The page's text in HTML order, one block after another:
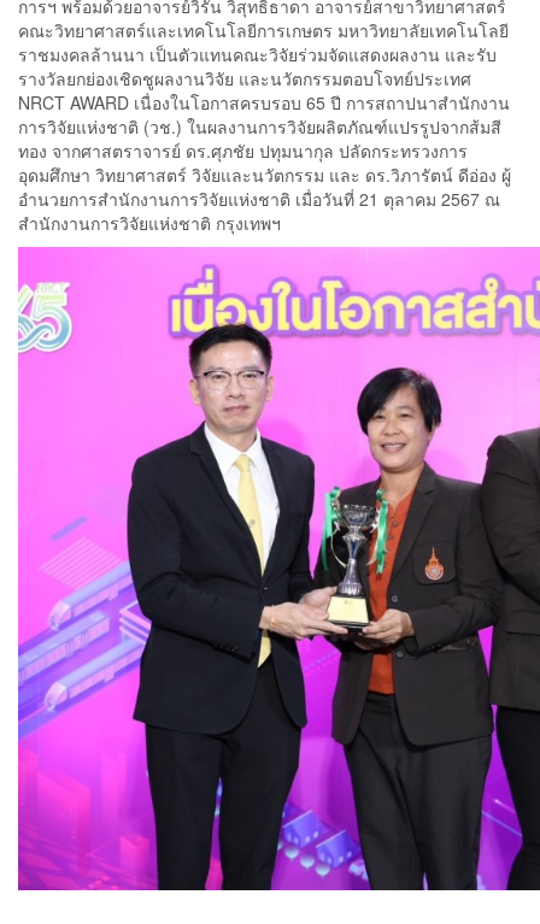
การฯ พร้อมด้วยอาจารย์วิรัน วิสุทธิธาดา อาจารย์สาขาวิทยาศาสตร์
คณะวิทยาศาสตร์และเทคโนโลยีการเกษตร มหาวิทยาลัยเทคโนโลยี
ราชมงคลล้านนา เป็นตัวแทนคณะวิจัยร่วมจัดแสดงผลงาน และรับ
รางวัลยกย่องเชิดชูผลงานวิจัย และนวัตกรรมตอบโจทย์ประเทศ
NRCT AWARD เนื่องในโอกาสครบรอบ 65 ปี การสถาปนาสำนักงาน
การวิจัยแห่งชาติ (วช.) ในผลงานการวิจัยผลิตภัณฑ์แปรรูปจากส้มสี
ทอง จากศาสตราจารย์ ดร.ศุภชัย ปทุมนากุล ปลัดกระทรวงการ
อุดมศึกษา วิทยาศาสตร์ วิจัยและนวัตกรรม และ ดร.วิภารัตน์ ดีอ่อง ผู้
อำนวยการสำนักงานการวิจัยแห่งชาติ เมื่อวันที่ 21 ตุลาคม 2567 ณ
สำนักงานการวิจัยแห่งชาติ กรุงเทพฯ